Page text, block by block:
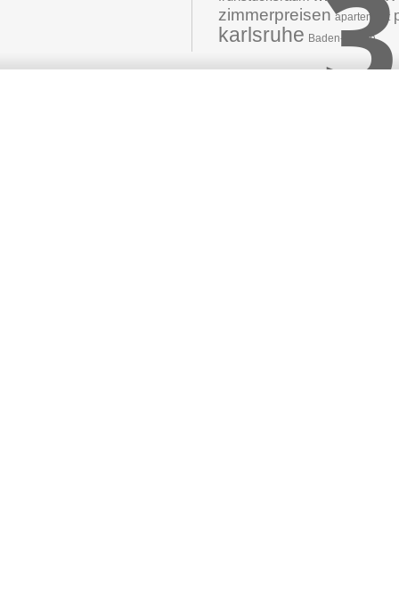
zimmerpreisen apartement
karlsruhe Baden-Baden